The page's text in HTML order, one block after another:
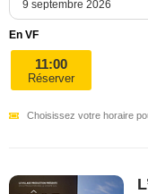
En VF
11:00
Réserver
Choisissez votre horaire